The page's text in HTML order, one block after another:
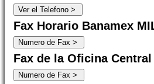
Fax Horario Banamex
Fax de la Oficina